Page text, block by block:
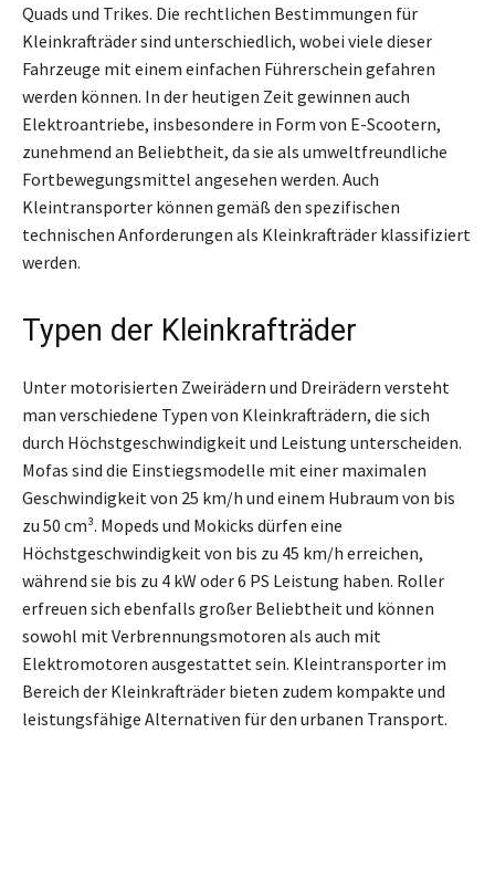
Quads und Trikes. Die rechtlichen Bestimmungen für
Kleinkrafträder sind unterschiedlich, wobei viele dieser
Fahrzeuge mit einem einfachen Führerschein gefahren
werden können. In der heutigen Zeit gewinnen auch
Elektroantriebe, insbesondere in Form von E-Scootern,
zunehmend an Beliebtheit, da sie als umweltfreundliche
Fortbewegungsmittel angesehen werden. Auch
Kleintransporter können gemäß den spezifischen
technischen Anforderungen als Kleinkrafträder klassifiziert
werden.
Typen der Kleinkrafträder
Unter motorisierten Zweirädern und Dreirädern versteht
man verschiedene Typen von Kleinkrafträdern, die sich
durch Höchstgeschwindigkeit und Leistung unterscheiden.
Mofas sind die Einstiegsmodelle mit einer maximalen
Geschwindigkeit von 25 km/h und einem Hubraum von bis
zu 50 cm³. Mopeds und Mokicks dürfen eine
Höchstgeschwindigkeit von bis zu 45 km/h erreichen,
während sie bis zu 4 kW oder 6 PS Leistung haben. Roller
erfreuen sich ebenfalls großer Beliebtheit und können
sowohl mit Verbrennungsmotoren als auch mit
Elektromotoren ausgestattet sein. Kleintransporter im
Bereich der Kleinkrafträder bieten zudem kompakte und
leistungsfähige Alternativen für den urbanen Transport.